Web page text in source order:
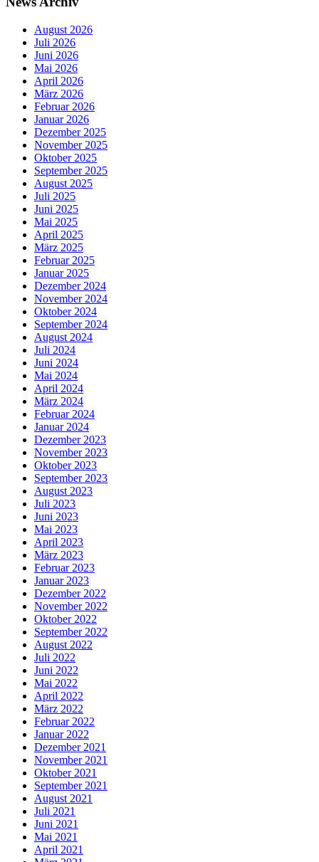
August 2026
Juli 2026
Juni 2026
Mai 2026
April 2026
März 2026
Februar 2026
Januar 2026
Dezember 2025
November 2025
Oktober 2025
September 2025
August 2025
Juli 2025
Juni 2025
Mai 2025
April 2025
März 2025
Februar 2025
Januar 2025
Dezember 2024
November 2024
Oktober 2024
September 2024
August 2024
Juli 2024
Juni 2024
Mai 2024
April 2024
März 2024
Februar 2024
Januar 2024
Dezember 2023
November 2023
Oktober 2023
September 2023
August 2023
Juli 2023
Juni 2023
Mai 2023
April 2023
März 2023
Februar 2023
Januar 2023
Dezember 2022
November 2022
Oktober 2022
September 2022
August 2022
Juli 2022
Juni 2022
Mai 2022
April 2022
März 2022
Februar 2022
Januar 2022
Dezember 2021
November 2021
Oktober 2021
September 2021
August 2021
Juli 2021
Juni 2021
Mai 2021
April 2021